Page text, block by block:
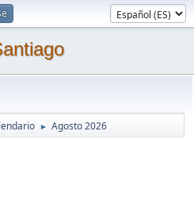
► Agosto 2026